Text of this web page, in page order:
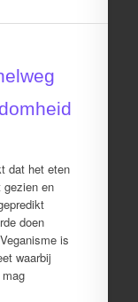
dat het eten
en
doen
is
waarbij